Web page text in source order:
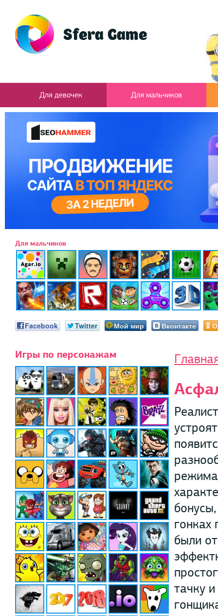
Для девочек Для мальчиков
Для мальчиков
Facebook Twitter Мой мир Вконтакте
Игры по персонажам
гонках
были
тачку